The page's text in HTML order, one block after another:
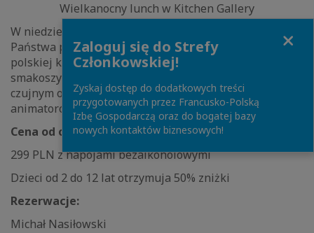
Wielkanocny lunch w Kitchen Gallery
W niedzielę wielkanocną nasze bufety oczarują
Państwa podniebienia wyśmienitymi interpretacjami
polskiej kuchni wielkanocnej. Na najmłodszych
smakoszy czeka specjalne menu oraz moc atrakcji pod
czujnym okiem naszych polsko- i angielskojęzycznych
animatorów,
Cena od osoby:
299 PLN z napojami bezalkoholowymi
Dzieci od 2 do 12 lat otrzymuja 50% zniżki
Rezerwacje:
Michał Nasiłowski
Zaloguj się do Strefy
Członkowskiej!
Zyskaj dostęp do dodatkowych treści
przygotowanych przez Francusko-Polską
Izbę Gospodarczą oraz do bogatej bazy
nowych kontaktów biznesowych!